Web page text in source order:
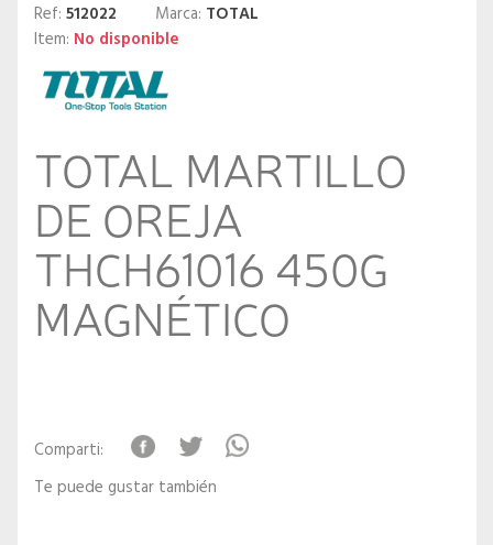
Ref: 512022 Marca: TOTAL
Item: No disponible
TOTAL MARTILLO
DE OREJA
THCH61016 450G
MAGNÉTICO
Comparti:
Te puede gustar también